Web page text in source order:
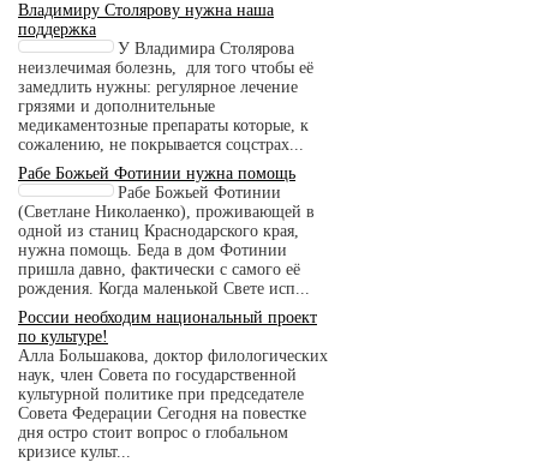
Владимиру Столярову нужна наша
поддержка
У Владимира Столярова
неизлечимая болезнь, для того чтобы её
замедлить нужны: регулярное лечение
грязями и дополнительные
медикаментозные препараты которые, к
сожалению, не покрывается соцстрах...
Рабе Божьей Фотинии нужна помощь
Рабе Божьей Фотинии
(Светлане Николаенко), проживающей в
одной из станиц Краснодарского края,
нужна помощь. Беда в дом Фотинии
пришла давно, фактически с самого её
рождения. Когда маленькой Свете исп...
России необходим национальный проект
по культуре!
Алла Большакова, доктор филологических
наук, член Совета по государственной
культурной политике при председателе
Совета Федерации Сегодня на повестке
дня остро стоит вопрос о глобальном
кризисе культ...